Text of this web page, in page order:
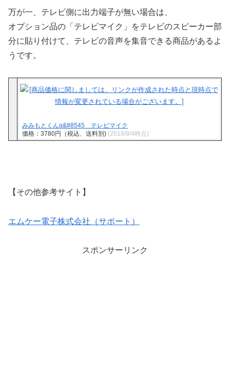
万が一、テレビ側に出力端子が無い場合は、
オプション品の「テレビマイク」をテレビのスピーカー部
分に貼り付けて、テレビの音声を集音できる商品があるよ
うです。
みみもとくんα&#8545 テレビマイク
価格：3780円（税込、送料別) (2018/9/4時点)
【その他参考サイト】
エムケー電子株式会社（サポート）
スポンサーリンク